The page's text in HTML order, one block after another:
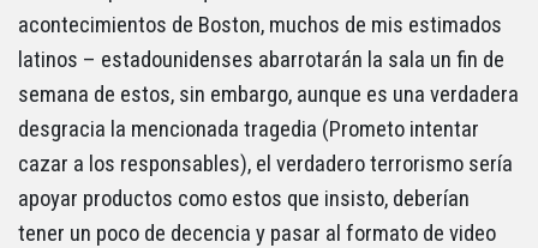
acontecimientos de Boston, muchos de mis estimados
latinos – estadounidenses abarrotarán la sala un fin de
semana de estos, sin embargo, aunque es una verdadera
desgracia la mencionada tragedia (Prometo intentar
cazar a los responsables), el verdadero terrorismo sería
apoyar productos como estos que insisto, deberían
tener un poco de decencia y pasar al formato de video